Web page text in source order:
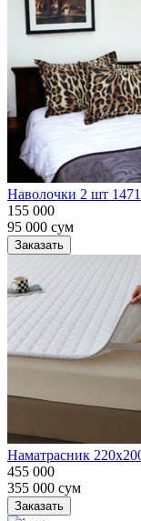
Наволочки 2 шт 1471
155 000
95 000 сум
Заказать
Наматрасник
455 000
355 000 сум
Заказать